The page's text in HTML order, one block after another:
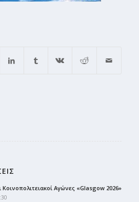
Αγώνες «Glasgow 2026»